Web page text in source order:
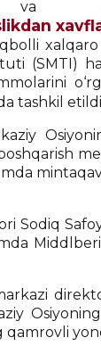
(SMTI)
tashkil
Sodiq